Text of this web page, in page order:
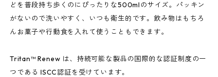
どを普段持ち歩くのにぴったりな500mlのサイズ。パッキン
がないので洗いやすく、いつも衛生的です。飲み物はもちろ
んお菓子や行動食を入れて使うこともできます。
Tritan™ Renew は、持続可能な製品の国際的な認証制度の一
つである ISCC認証を受けています。